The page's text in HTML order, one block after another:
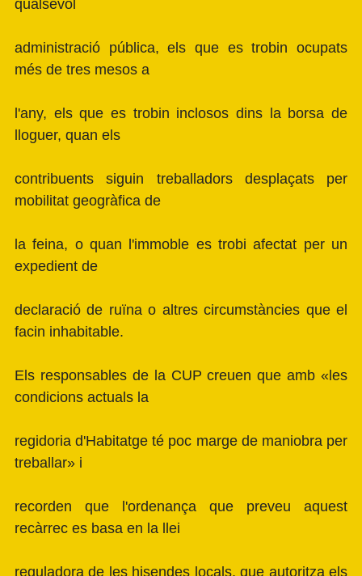
qualsevol
administració pública, els que es trobin ocupats
més de tres mesos a
l'any, els que es trobin inclosos dins la borsa de
lloguer, quan els
contribuents siguin treballadors desplaçats per
mobilitat geogràfica de
la feina, o quan l'immoble es trobi afectat per un
expedient de
declaració de ruïna o altres circumstàncies que el
facin inhabitable.
Els responsables de la CUP creuen que amb «les
condicions actuals la
regidoria d'Habitatge té poc marge de maniobra per
treballar» i
recorden que l'ordenança que preveu aquest
recàrrec es basa en la llei
reguladora de les hisendes locals, que autoritza els